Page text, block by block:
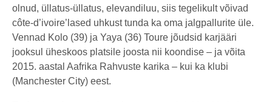
olnud, üllatus-üllatus, elevandiluu, siis tegelikult võivad
côte-d’ivoire’lased uhkust tunda ka oma jalgpallurite üle.
Vennad Kolo (39) ja Yaya (36) Toure jõudsid karjääri
jooksul üheskoos platsile joosta nii koondise – ja võita
2015. aastal Aafrika Rahvuste karika – kui ka klubi
(Manchester City) eest.